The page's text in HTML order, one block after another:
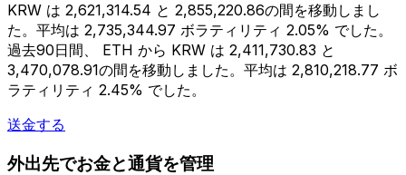
KRW は 2,621,314.54 と 2,855,220.86の間を移動しまし
た。平均は 2,735,344.97 ボラティリティ 2.05% でした。
過去90日間、 ETH から KRW は 2,411,730.83 と
3,470,078.91の間を移動しました。平均は 2,810,218.77 ボ
ラティリティ 2.45% でした。
送金する
外出先でお金と通貨を管理